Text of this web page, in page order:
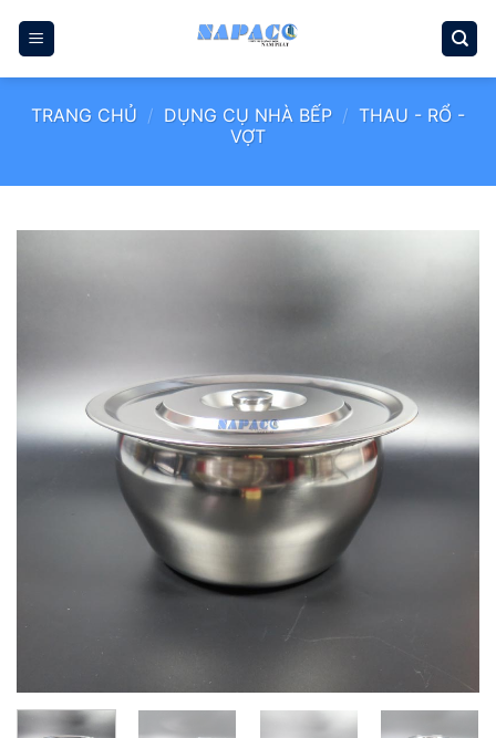
qua
TRANG CHỦ / DỤNG CỤ NHÀ BẾP / THAU - RỔ -
VỢT